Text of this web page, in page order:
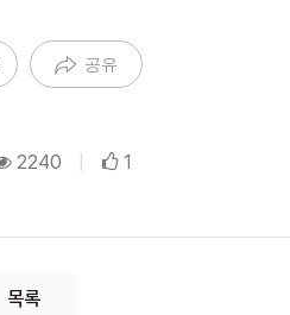
공유
2240 1
목록